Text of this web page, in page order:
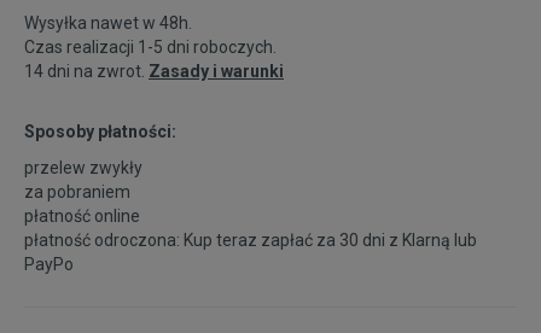
Wysyłka nawet w 48h.
Czas realizacji 1-5 dni roboczych.
14 dni na zwrot. Zasady i warunki
Sposoby płatności:
przelew zwykły
za pobraniem
płatność online
płatność odroczona: Kup teraz zapłać za 30 dni z Klarną lub
PayPo